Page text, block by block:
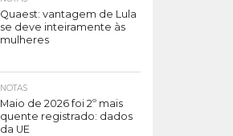
Quaest: vantagem de Lula
se deve inteiramente às
mulheres
NOTAS
Maio de 2026 foi 2º mais
quente registrado: dados
da UE